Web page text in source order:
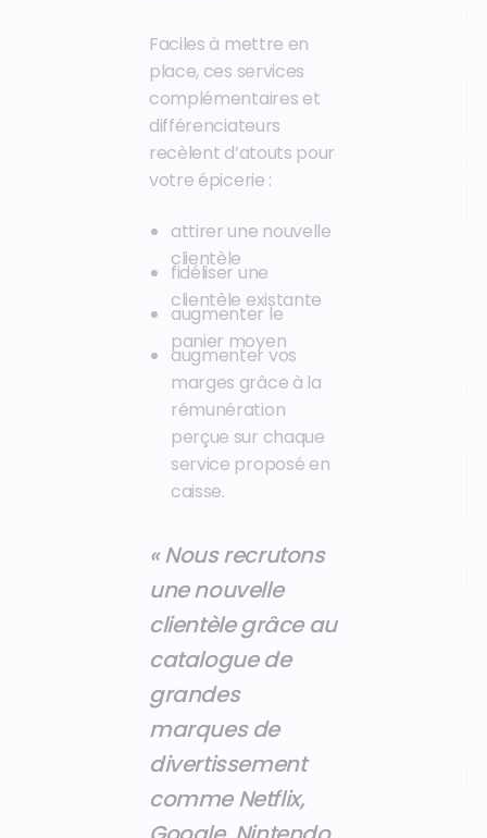
Faciles à mettre en
place, ces services
complémentaires et
différenciateurs
recèlent d’atouts pour
votre épicerie :
attirer une nouvelle
clientèle
fidéliser une
clientèle existante
augmenter le
panier moyen
augmenter vos
marges grâce à la
rémunération
perçue sur chaque
service proposé en
caisse.
« Nous recrutons
une nouvelle
clientèle grâce au
catalogue de
grandes
marques de
divertissement
comme Netflix,